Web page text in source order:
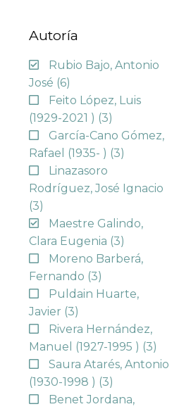
Autoría
Rubio Bajo, Antonio
José (6)
Feito López, Luis
(1929-2021 ) (3)
García-Cano Gómez,
Rafael (1935- ) (3)
Linazasoro
Rodríguez, José Ignacio
(3)
Maestre Galindo,
Clara Eugenia (3)
Moreno Barberá,
Fernando (3)
Puldain Huarte,
Javier (3)
Rivera Hernández,
Manuel (1927-1995 ) (3)
Saura Atarés, Antonio
(1930-1998 ) (3)
Benet Jordana,